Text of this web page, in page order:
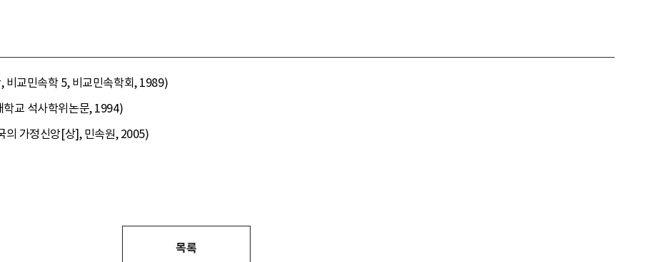
비교민속학 5, 비교민속학회, 1989)
교 석사학위논문, 1994)
의 가정신앙[상], 민속원, 2005)
목록